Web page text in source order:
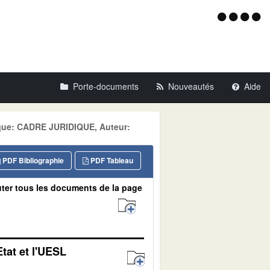
Menu
Porte-documents Nouveautés Aide
CADRE JURIDIQUE, Auteur:
PDF Tableau
PDF Bibliographie
tous les documents de la page
et l'UESL